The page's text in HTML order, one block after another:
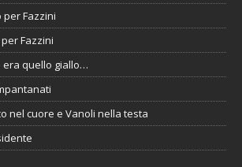
per Fazzini
Fazzini
era quello giallo…
nel cuore e Vanoli nella testa